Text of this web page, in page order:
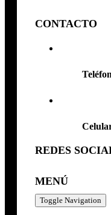
CONTACTO
REDES
MENÚ
Toggle Navigation